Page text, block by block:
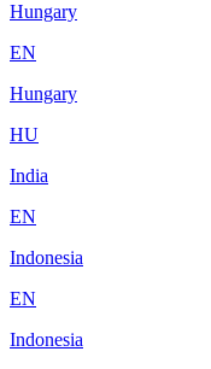
Hungary
EN
Hungary
HU
India
EN
Indonesia
EN
Indonesia